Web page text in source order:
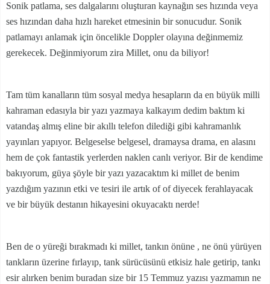
Sonik patlama, ses dalgalarını oluşturan kaynağın ses hızında veya
ses hızından daha hızlı hareket etmesinin bir sonucudur. Sonik
patlamayı anlamak için öncelikle Doppler olayına değinmemiz
gerekecek. Değinmiyorum zira Millet, onu da biliyor!
Tam tüm kanalların tüm sosyal medya hesapların da en büyük milli
kahraman edasıyla bir yazı yazmaya kalkayım dedim baktım ki
vatandaş almış eline bir akıllı telefon dilediği gibi kahramanlık
yayınları yapıyor. Belgeselse belgesel, dramaysa drama, en alasını
hem de çok fantastik yerlerden naklen canlı veriyor. Bir de kendime
bakıyorum, güya şöyle bir yazı yazacaktım ki millet de benim
yazdığım yazının etki ve tesiri ile artık of of diyecek ferahlayacak
ve bir büyük destanın hikayesini okuyacaktı nerde!
Ben de o yüreği bırakmadı ki millet, tankın önüne , ne önü yürüyen
tankların üzerine fırlayıp, tank sürücüsünü etkisiz hale getirip, tankı
esir alırken benim buradan size bir 15 Temmuz yazısı yazmamın ne